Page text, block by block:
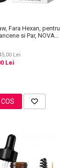
Fara Hexan, pentru
si Par, NOVA
Lei
Lei